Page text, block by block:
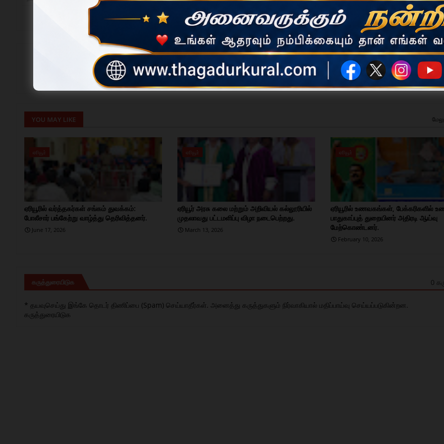
News Desk ✅
தமிழகத்தின் வளர்ந்து வரும் செய்தி இணையதளம், மாவட்ட செய்திகளை உடனுக்குடன் வழங்கிவரும் செய்தி நிறுவனம்.
YOU MAY LIKE
ஏரியூர்
ஏரியூரில் வர்த்தகர்கள் சங்கம் துவக்கம்:
போலீசார் பங்கேற்று வாழ்த்து தெரிவித்தனர்.
June 17, 2026
ஏரியூர்
ஏரியூர் அரசு கலை மற்றும் அறிவியல் கல்லூரியில்
முதலாவது பட்டமளிப்பு விழா நடைபெற்றது.
March 13, 2026
ஏரியூர்
ஏரியூரில் உணவகங்கள், பேக்கரிகளில்
பாதுகாப்புத் துறையினர் அதிரடி ஆய்வு
மேற்கொண்டனர்.
February 10, 2026
கருத்துரையிடுக 0
* தயவுசெய்து இங்கே தொடர் திணிப்பை (Spam) செய்யாதீர்கள். அனைத்து கருத்துகளும் நிர்வாகியால் மதிப்பாய்வு செய்யப்படுகின்றன.
கருத்துரையிடுக